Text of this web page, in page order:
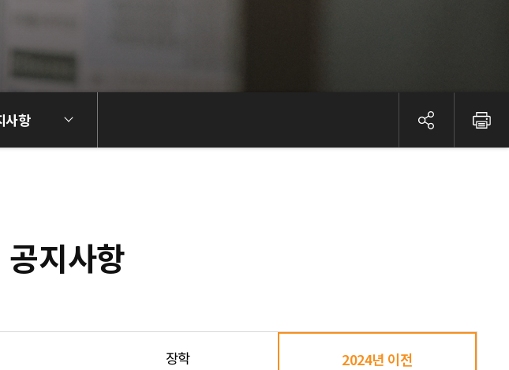
사항
지사항
장학 2024년 이전